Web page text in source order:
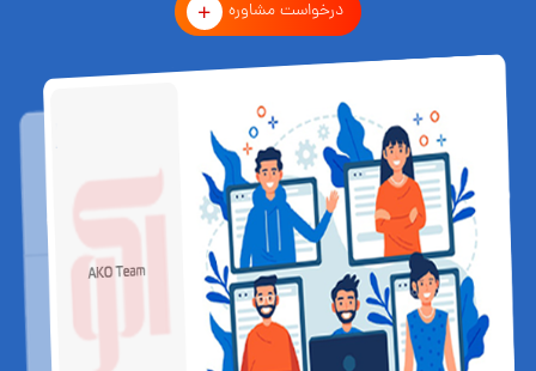
درخواست مشاوره